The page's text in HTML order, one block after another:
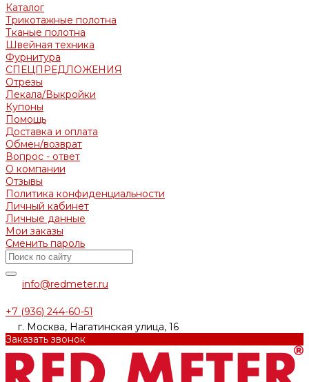
Каталог
Трикотажные полотна
Тканые полотна
Швейная техника
Фурнитура
СПЕЦПРЕДЛОЖЕНИЯ
Отрезы
Лекала/Выкройки
Купоны
Помощь
Доставка и оплата
Обмен/возврат
Вопрос - ответ
О компании
Отзывы
Политика конфиденциальности
Личный кабинет
Личные данные
Мои заказы
Сменить пароль
info@redmeter.ru
+7 (936) 244-60-51
г. Москва, Нагатинская улица, 16
Заказать звонок